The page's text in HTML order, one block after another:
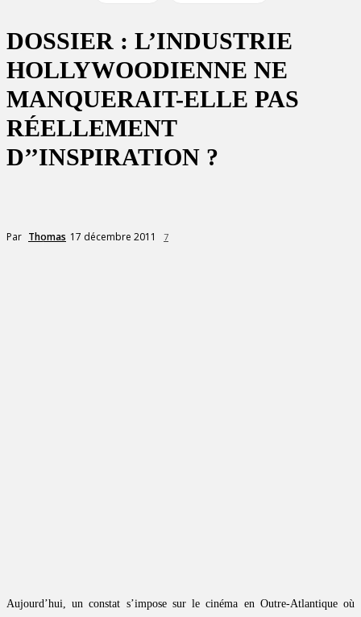
DOSSIER : L’INDUSTRIE
HOLLYWOODIENNE NE
MANQUERAIT-ELLE PAS
RÉELLEMENT
D’’INSPIRATION ?
Par Thomas 17 décembre 2011 7
Aujourd’hui, un constat s’impose sur le cinéma en Outre-Atlantique où